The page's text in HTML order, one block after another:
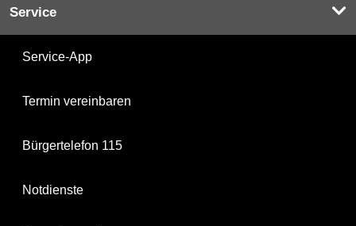
Service
Service-App
Termin vereinbaren
Bürgertelefon 115
Notdienste